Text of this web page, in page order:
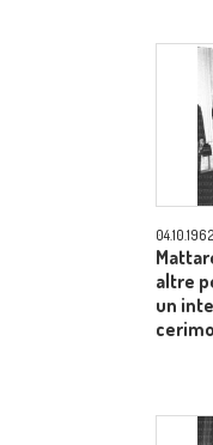
04.10.1962
altre
un